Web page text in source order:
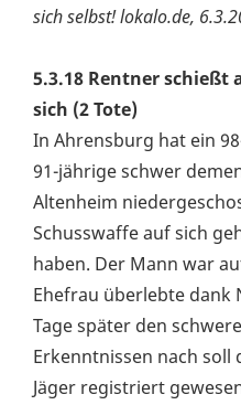
sich selbst! lokalo.de,
5.3.18 Rentner schießt
sich (2 Tote)
In Ahrensburg hat ein
91-jährige schwer
Altenheim
Schusswaffe auf sich
haben. Der Mann war
Ehefrau überlebte dank
Tage später den
Erkenntnissen nach soll
Jäger registriert